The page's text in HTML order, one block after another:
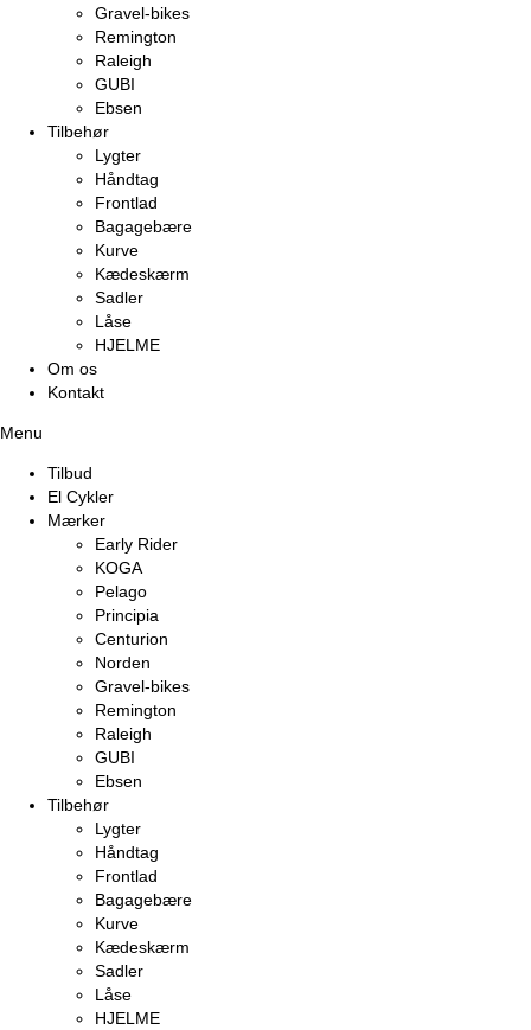
Gravel-bikes
Remington
Raleigh
GUBI
Ebsen
Tilbehør
Lygter
Håndtag
Frontlad
Bagagebære
Kurve
Kædeskærm
Sadler
Låse
HJELME
Om os
Kontakt
Menu
Tilbud
El Cykler
Mærker
Early Rider
KOGA
Pelago
Principia
Centurion
Norden
Gravel-bikes
Remington
Raleigh
GUBI
Ebsen
Tilbehør
Lygter
Håndtag
Frontlad
Bagagebære
Kurve
Kædeskærm
Sadler
Låse
HJELME